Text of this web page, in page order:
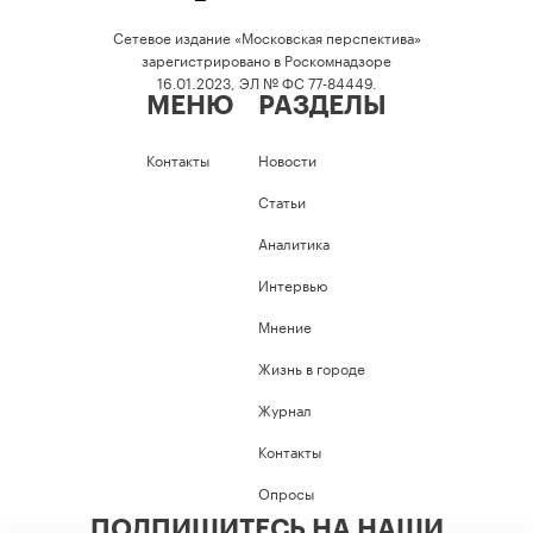
Сетевое издание «Московская перспектива»
зарегистрировано в Роскомнадзоре
16.01.2023, ЭЛ № ФС 77-84449.
МЕНЮ
Контакты
РАЗДЕЛЫ
Новости
Статьи
Аналитика
Интервью
Мнение
Жизнь в городе
Журнал
Контакты
Опросы